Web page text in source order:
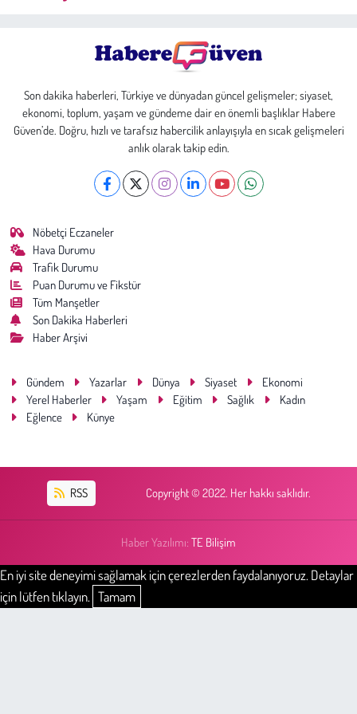
Son dakika haberleri, Türkiye ve dünyadan güncel gelişmeler; siyaset,
ekonomi, toplum, yaşam ve gündeme dair en önemli başlıklar Habere
Güven’de. Doğru, hızlı ve tarafsız habercilik anlayışıyla en sıcak gelişmeleri
anlık olarak takip edin.
Nöbetçi Eczaneler
Hava Durumu
Trafik Durumu
Puan Durumu ve Fikstür
Tüm Manşetler
Son Dakika Haberleri
Haber Arşivi
Gündem Yazarlar Dünya Siyaset
Ekonomi
Yerel Haberler
Yaşam Eğitim Sağlık
Kadın
Eğlence
Künye
RSS Copyright © 2022. Her hakkı saklıdır.
Haber Yazılımı: TE Bilişim
En iyi site deneyimi sağlamak için çerezlerden faydalanıyoruz. Detaylar
için lütfen tıklayın. Tamam